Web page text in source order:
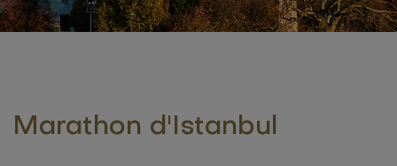
Marathon d'Istanbul